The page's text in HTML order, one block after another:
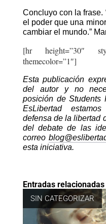
Concluyo con la frase.
el poder que una
cambiar el mundo.”
[hr height=”30″
themecolor=”1″]
Esta publicación
del autor y no
posición de
EsLibertad
defensa de la libertad
del debate de las
correo
esta iniciativa.
Entradas relacionadas
SIN CATEGORIZAR